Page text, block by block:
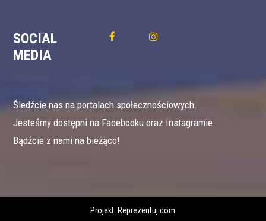
SOCIAL
MEDIA
Śledźcie nas na portalach społecznościowych.
Jesteśmy dostępni na Facebooku oraz Instagramie.
Bądźcie z nami na bieżąco!
Projekt: Reprezentuj.com